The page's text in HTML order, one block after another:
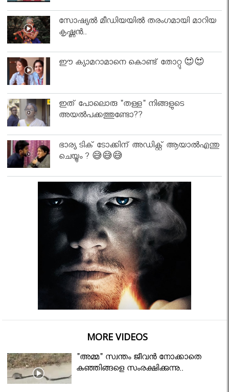
സോഷ്യൽ മീഡിയയിൽ തരംഗമായി മാറിയ
കൃഷ്ണൻ..
ഈ ക്യാമറാമാനെ കൊണ്ട് തോറ്റു 😍😍
ഇത് പോലൊരു "തള്ള" നിങ്ങളുടെ
അയല്‍പക്കത്തുണ്ടോ??
ഭാര്യ ടിക് ടോക്കിന് അഡിക്റ്റ് ആയാൽഎന്തു
ചെയ്യും ? 😅😅😅
MORE VIDEOS
"അമ്മ" സ്വന്തം ജീവൻ നോക്കാതെ
കുഞ്ഞിങ്ങളെ സംരക്ഷിക്കുന്നു..